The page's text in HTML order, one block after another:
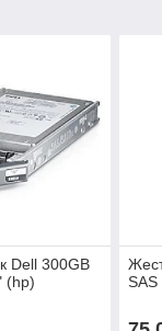
Dell 300GB
(hp)